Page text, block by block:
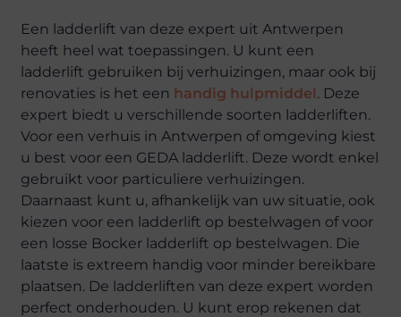
Een ladderlift van deze expert uit Antwerpen
heeft heel wat toepassingen. U kunt een
ladderlift gebruiken bij verhuizingen, maar ook bij
renovaties is het een handig hulpmiddel. Deze
expert biedt u verschillende soorten ladderliften.
Voor een verhuis in Antwerpen of omgeving kiest
u best voor een GEDA ladderlift. Deze wordt enkel
gebruikt voor particuliere verhuizingen.
Daarnaast kunt u, afhankelijk van uw situatie, ook
kiezen voor een ladderlift op bestelwagen of voor
een losse Bocker ladderlift op bestelwagen. Die
laatste is extreem handig voor minder bereikbare
plaatsen. De ladderliften van deze expert worden
perfect onderhouden. U kunt erop rekenen dat